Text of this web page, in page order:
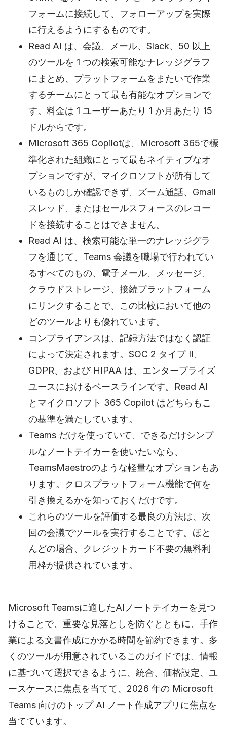
フォームに接続して、フォローアップを実際
に行えるようにするものです。
Read AI は、会議、メール、Slack、50 以上
のツールを 1 つの検索可能なナレッジグラフ
にまとめ、プラットフォームをまたいで作業
するチームにとって最も有能なオプションで
す。料金は 1 ユーザーあたり 1 か月あたり 15
ドルからです。
Microsoft 365 Copilotは、Microsoft 365で標
準化された組織にとって最もネイティブなオ
プションですが、マイクロソフトが所有して
いるものしか確認できず、ズーム通話、Gmail
スレッド、またはセールスフォースのレコー
ドを接続することはできません。
Read AI は、検索可能な単一のナレッジグラ
フを通じて、Teams 会議を職場で行われてい
るすべてのもの、電子メール、メッセージ、
クラウドストレージ、接続プラットフォーム
にリンクすることで、この比較において他の
どのツールよりも優れています。
コンプライアンスは、記録方法ではなく認証
によって決定されます。SOC 2 タイプ II、
GDPR、および HIPAA は、エンタープライズ
ユースにおけるベースラインです。Read AI
とマイクロソフト 365 Copilot はどちらもこ
の基準を満たしています。
Teams だけを使っていて、できるだけシンプ
ルなノートテイカーを使いたいなら、
TeamsMaestroのような軽量なオプションもあ
ります。クロスプラットフォーム機能で何を
引き換えるかを知っておくだけです。
これらのツールを評価する最良の方法は、次
回の会議でツールを実行することです。ほと
んどの場合、クレジットカード不要の無料利
用枠が提供されています。
Microsoft Teamsに適したAIノートテイカーを見つ
けることで、重要な見落としを防ぐとともに、手作
業による文書作成にかかる時間を節約できます。多
くのツールが用意されているこのガイドでは、情報
に基づいて選択できるように、統合、価格設定、ユ
ースケースに焦点を当てて、2026 年の Microsoft
Teams 向けのトップ AI ノート作成アプリに焦点を
当てています。